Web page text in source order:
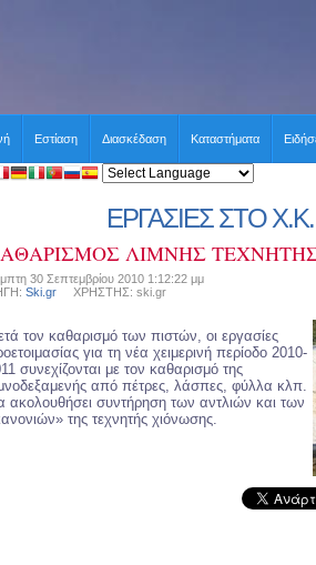
Εστίαση Διασκέδαση Καταστήματα
ΕΡΓΑΣΙΕΣ ΣΤΟ
ΛΙΜΝΗΣ
30 Σεπτεμβρίου 2010 1:12:22 μμ
Ski.gr ΧΡΗΣΤΗΣ: ski.gr
τον καθαρισμό των πιστών, οι εργασίες
για τη νέα χειμερινή περίοδο 2010-
συνεχίζονται με τον καθαρισμό της
από πέτρες, λάσπες, φύλλα κλπ.
ακολουθήσει συντήρηση των αντλιών και των
της τεχνητής χιόνωσης.